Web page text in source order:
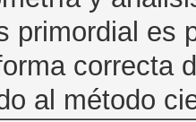
primordial es
correcta
al método